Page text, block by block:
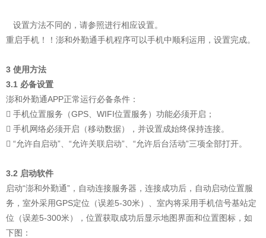
设置方法不同的，请参照进行相应设置。
重启手机！！澎和外勤通手机程序可以手机中顺利运用，设置完成。
3 使用方法
3.1 必备设置
澎和外勤通APP正常运行必备条件：
 手机位置服务（GPS、WIFI位置服务）功能必须开启；
 手机网络必须开启（移动数据），并设置成始终保持连接。
 “允许自启动”、“允许关联启动”、“允许后台活动”三项全部打开。
3.2 启动软件
启动“澎和外勤通”，自动连接服务器，连接成功后，自动启动位置服
务，室外采用GPS定位（误差5-30米）、室内将采用手机信号基站定
位（误差5-300米），位置获取成功后显示地图界面和位置图标，如
下图：